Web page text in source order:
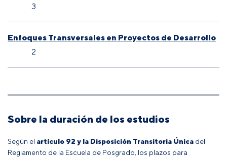
3
Enfoques Transversales en Proyectos de Desarrollo
2
Sobre la duración de los estudios
Según el artículo 92 y la Disposición Transitoria Única del
Reglamento de la Escuela de Posgrado , los plazos para